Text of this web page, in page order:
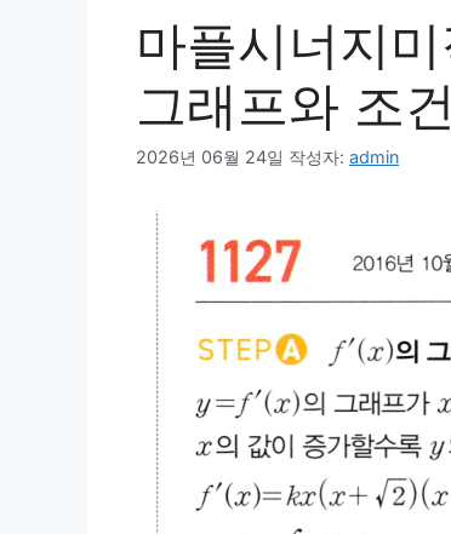
마플시너지
그래프와 조
2026년 06월 24일 작성자: admin